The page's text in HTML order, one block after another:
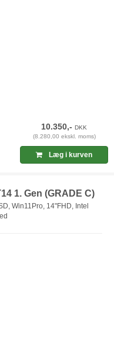
10.350,-DKK
(8.280,00 ekskl. moms)
Læg i kurven
1. Gen (GRADE C)
Win11Pro, 14"FHD, Intel